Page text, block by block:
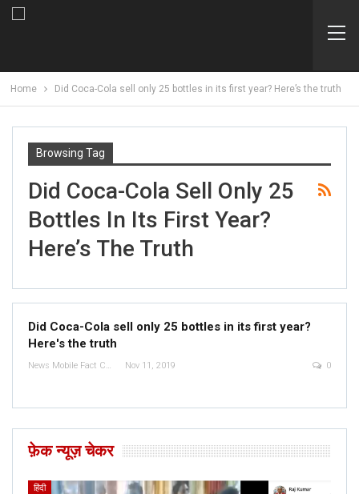
Home Did Coca-Cola sell only 25 bottles in its first year? Here’s the truth
Browsing Tag
Did Coca-Cola Sell Only 25
Bottles In Its First Year?
Here’s The Truth
Did Coca-Cola sell only 25 bottles in its first year?
Here's the truth
News Mobile Fact Check Bureau Nov 11, 2019 0
फ़ेक न्यूज़ चेकर
हिंदी